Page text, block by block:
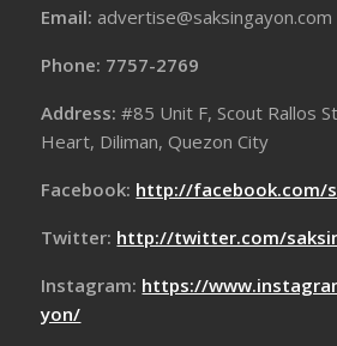
Email: advertise@saksingayon.com
Phone: 7757-2769
Address:#85 Unit F, Scout Rallos
Heart, Diliman, Quezon City
Facebook: http://facebook.com/
Twitter: http://twitter.com/
Instagram: https://
yon/